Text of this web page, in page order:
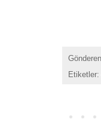
Gönderen
Etiketler: